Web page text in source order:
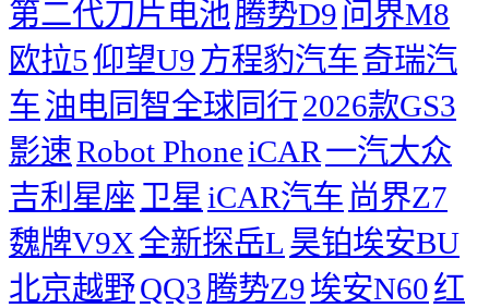
第二代刀片电池腾势D9 问界M8
欧拉5仰望U9 方程豹汽车奇瑞汽
车油电同智全球同行2026款GS3
影速Robot PhoneiCAR一汽大众
吉利星座 卫星 iCAR汽车 尚界Z7
魏牌V9X全新探岳L 昊铂埃安BU
北京越野QQ3腾势Z9埃安N60红